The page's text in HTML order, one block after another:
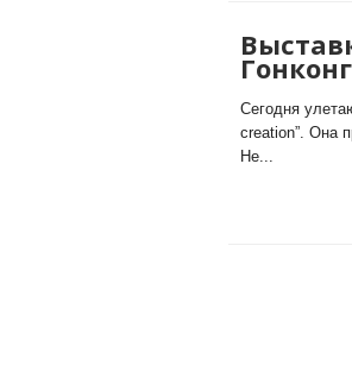
Сегодня
creation”. Она
Не...